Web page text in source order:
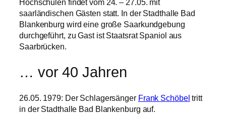
Hochschulen findet vom 24. – 27.05. mit
saarländischen Gästen statt. In der Stadthalle Bad
Blankenburg wird eine große Saarkundgebung
durchgeführt, zu Gast ist Staatsrat Spaniol aus
Saarbrücken.
… vor 40 Jahren
26.05. 1979: Der Schlagersänger Frank Schöbel tritt
in der Stadthalle Bad Blankenburg auf.